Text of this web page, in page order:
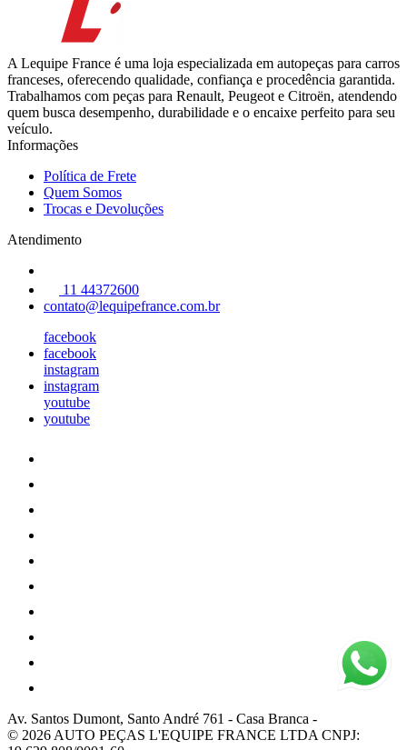
A Lequipe France é uma loja especializada em autopeças para carros
franceses, oferecendo qualidade, confiança e procedência garantida.
Trabalhamos com peças para Renault, Peugeot e Citroën, atendendo
quem busca desempenho, durabilidade e o encaixe perfeito para seu
veículo.
Informações
Política de Frete
Quem Somos
Trocas e Devoluções
Atendimento
11 44372600
contato@lequipefrance.com.br
facebook
facebook
instagram
instagram
youtube
youtube
Av. Santos Dumont, Santo André 761 - Casa Branca -
© 2026 AUTO PEÇAS L'EQUIPE FRANCE LTDA CNPJ: